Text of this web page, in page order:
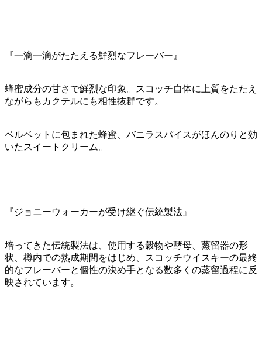
『一滴一滴がたたえる鮮烈なフレーバー』
蜂蜜成分の甘さで鮮烈な印象。スコッチ自体に上質をたたえ
ながらもカクテルにも相性抜群です。
ベルベットに包まれた蜂蜜、バニラスパイスがほんのりと効
いたスイートクリーム。
『ジョニーウォーカーが受け継ぐ伝統製法』
培ってきた伝統製法は、使用する穀物や酵母、蒸留器の形
状、樽内での熟成期間をはじめ、スコッチウイスキーの最終
的なフレーバーと個性の決め手となる数多くの蒸留過程に反
映されています。